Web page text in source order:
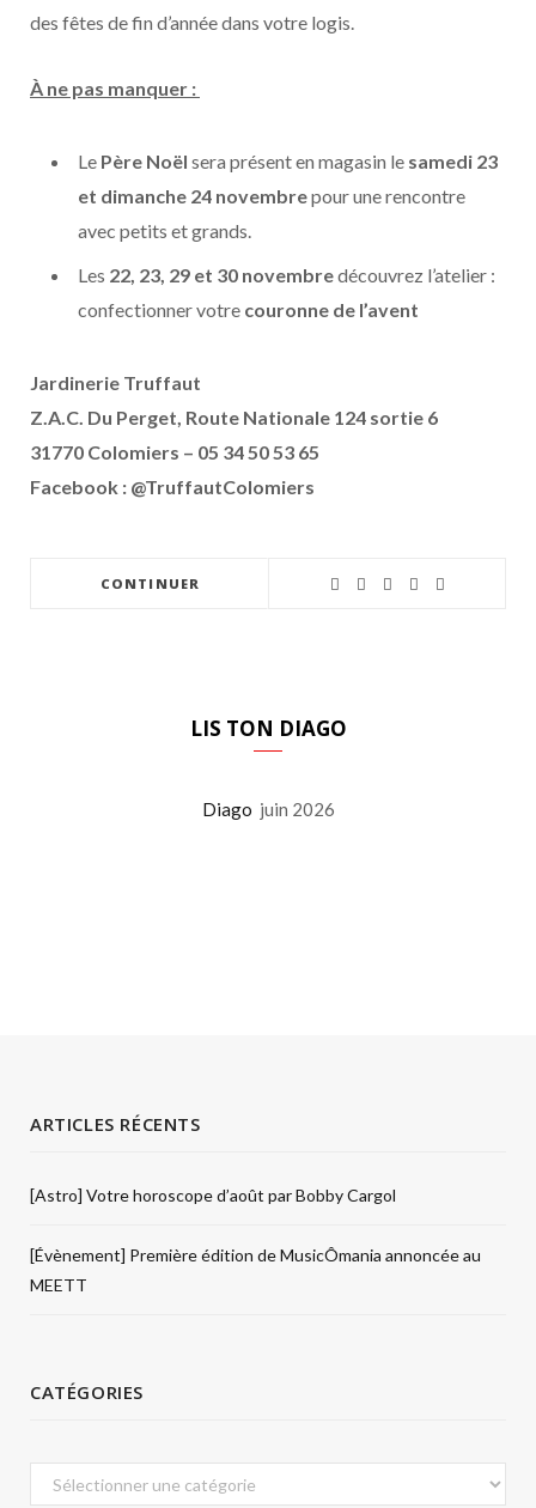
des fêtes de fin d’année dans votre logis.
À ne pas manquer :
Le Père Noël sera présent en magasin le samedi 23
et dimanche 24 novembrepour une rencontre
avec petits et grands.
Les 22, 23, 29 et 30 novembredécouvrez l’atelier :
confectionner votre couronne de l’avent
Jardinerie Truffaut
Z.A.C. Du Perget, Route Nationale 124 sortie 6
31770 Colomiers – 05 34 50 53 65
Facebook : @TruffautColomiers
CONTINUER
LIS TON DIAGO
Diago juin 2026
ARTICLES RÉCENTS
[Astro] Votre horoscope d’août par Bobby Cargol
[Évènement] Première édition de MusicÔmania annoncée au
MEETT
CATÉGORIES
Catégories